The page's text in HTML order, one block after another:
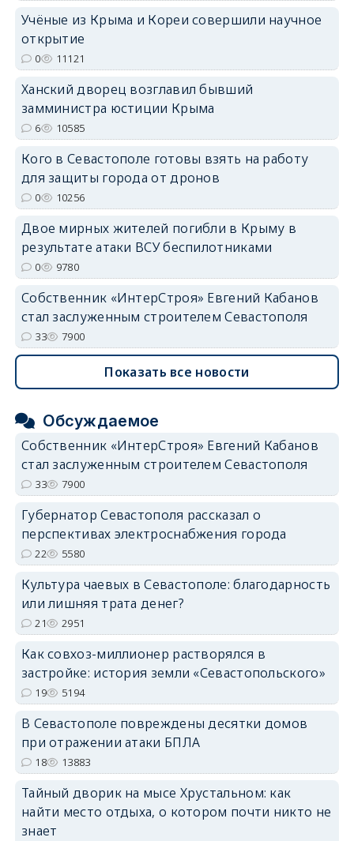
erid: 2SDnjdPjgYS
Учёные из Крыма и Кореи совершили научное
открытие
0 11121
Ханский дворец возглавил бывший
замминистра юстиции Крыма
6 10585
Кого в Севастополе готовы взять на работу
для защиты города от дронов
0 10256
Двое мирных жителей погибли в Крыму в
результате атаки ВСУ беспилотниками
0 9780
Собственник «ИнтерСтроя» Евгений Кабанов
стал заслуженным строителем Севастополя
33 7900
Показать все новости
Обсуждаемое
Собственник «ИнтерСтроя» Евгений Кабанов
стал заслуженным строителем Севастополя
33 7900
Губернатор Севастополя рассказал о
перспективах электроснабжения города
22 5580
Культура чаевых в Севастополе: благодарность
или лишняя трата денег?
21 2951
Как совхоз-миллионер растворялся в
застройке: история земли «Севастопольского»
19 5194
В Севастополе повреждены десятки домов
при отражении атаки БПЛА
18 13883
Тайный дворик на мысе Хрустальном: как
найти место отдыха, о котором почти никто не
знает